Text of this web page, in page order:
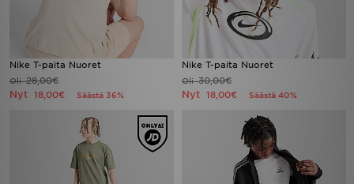
Nike T-paita Nuoret
Oli28,00€
Nyt 18,00€ Säästä 36%
Nike T-paita Nuoret
Oli30,00€
Nyt 18,00€ Säästä 40%